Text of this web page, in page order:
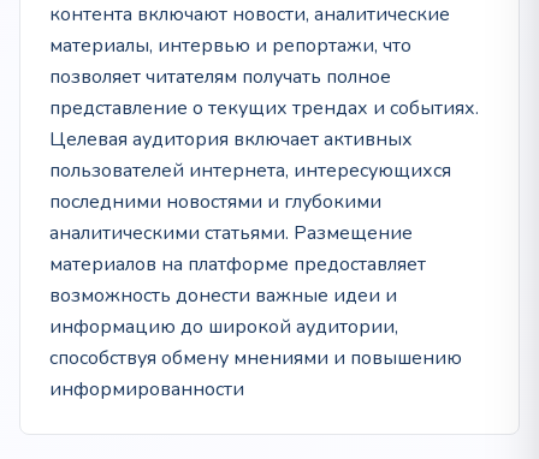
контента включают новости, аналитические
материалы, интервью и репортажи, что
позволяет читателям получать полное
представление о текущих трендах и событиях.
Целевая аудитория включает активных
пользователей интернета, интересующихся
последними новостями и глубокими
аналитическими статьями. Размещение
материалов на платформе предоставляет
возможность донести важные идеи и
информацию до широкой аудитории,
способствуя обмену мнениями и повышению
информированности